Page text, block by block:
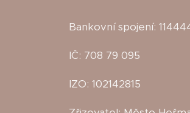
Bankovní spojení:
IČ: 708 79 095
IZO: 102142815